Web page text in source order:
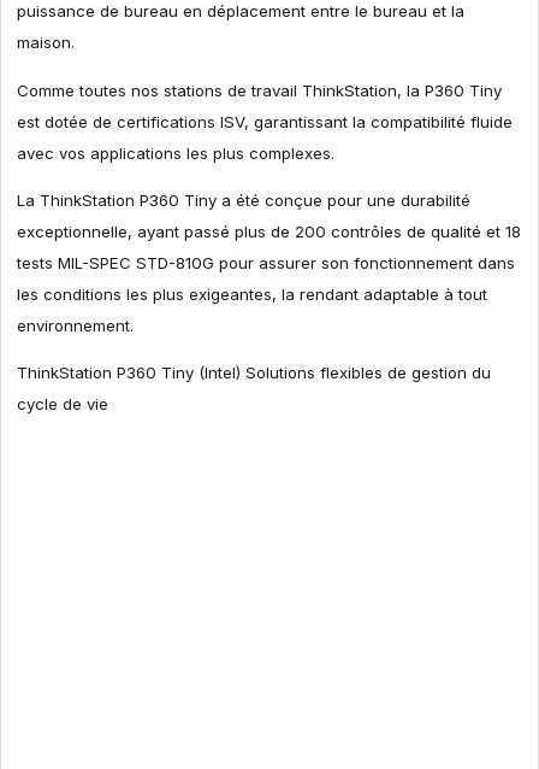
puissance de bureau en déplacement entre le bureau et la
maison.
Comme toutes nos stations de travail ThinkStation, la P360 Tiny
est dotée de certifications ISV, garantissant la compatibilité fluide
avec vos applications les plus complexes.
La ThinkStation P360 Tiny a été conçue pour une durabilité
exceptionnelle, ayant passé plus de 200 contrôles de qualité et 18
tests MIL-SPEC STD-810G pour assurer son fonctionnement dans
les conditions les plus exigeantes, la rendant adaptable à tout
environnement.
ThinkStation P360 Tiny (Intel) Solutions flexibles de gestion du
cycle de vie